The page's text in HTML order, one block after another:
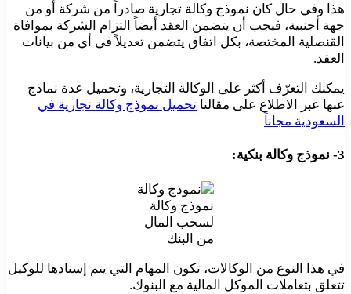
هذا وفي حال كان نموذج وكالة تجارية صادراً من شركة أو من
جهة أجنبية، فيجب أن يتضمن العقد أيضاً التزام الشركة بموافاة
القنصلية المختصة، بكل اتفاق يتضمن تعديلاً في أي من بيانات
العقد.
يمكنك التعرّف أكثر على الوكالة التجارية، وتحميل عدة نماذج
عنها عبر الاطلاع على مقالنا تحميل نموذج وكالة تجارية في
السعودية مجاناً
3- نموذج وكالة بنكية:
نموذج وكالة
لسحب المال
من البنك
في هذا النوع من الوكالات، تكون المهام التي يتم إسنادها للوكيل
تتعلق بتعاملات الموكل المالية مع البنوك.